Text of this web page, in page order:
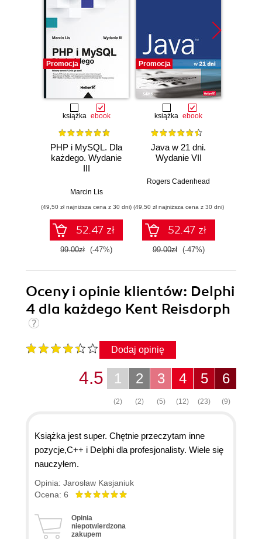
Promocja
książka ebook
PHP i MySQL. Dla
każdego. Wydanie
III
Marcin Lis
(49,50 zł najniższa cena z 30 dni)
52.47 zł
99.00zł (-47%)
Promocja
książka ebook
Java w 21 dni.
Wydanie VII
Rogers Cadenhead
(49,50 zł najniższa cena z 30 dni)
52.47 zł
99.00zł (-47%)
Oceny i opinie klientów: Delphi
4 dla każdego Kent Reisdorph
Dodaj opinię
6
(9)
5
(23)
4
(12)
3
(5)
2
(2)
1
(2)
4.5
Książka jest super. Chętnie przeczytam inne
pozycje,C++ i Delphi dla profesjonalisty. Wiele się
nauczyłem.
Opinia: Jarosław Kasjaniuk
Ocena: 6
Opinia
niepotwierdzona
zakupem